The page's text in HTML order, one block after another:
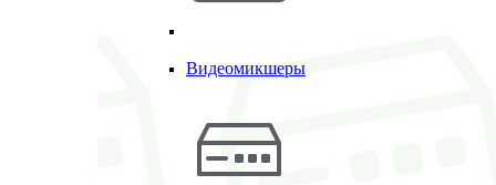
Видеомикшеры